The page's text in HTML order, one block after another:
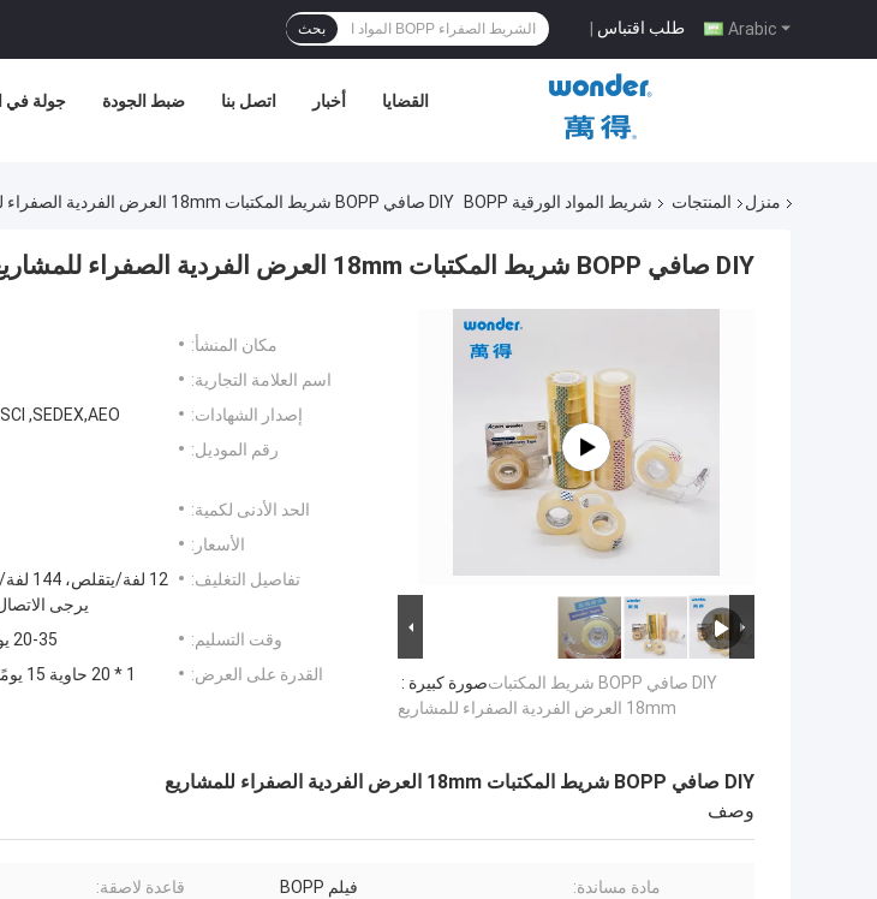
Arabic طلب اقتباس | بحث
جولة في ضبط الجودة اتصل بنا أخبار القضايا
منزل المنتجات شريط المواد الورقية BOPP DIY صافي BOPP شريط المكتبات 18mm العرض الفردية الصفراء للمشاريع
DIY صافي BOPP شريط المكتبات 18mm العرض الفردية الصفراء للمشاريع
صورة كبيرة :DIY صافي BOPP شريط المكتبات
18mm العرض الفردية الصفراء للمشاريع
مكان المنشأ:
اسم العلامة التجارية:
إصدار الشهادات:
,SEDEX,AEO
رقم الموديل:
الحد الأدنى لكمية:
الأسعار:
تفاصيل التغليف:
يرجى
وقت التسليم:
20-35 يومًا بمجرد استلام الإيداع
القدرة على العرض:
1 * 20 حاوية 15 يومًا ؛ حاوية 4 * 40 30 يومًا
DIY صافي BOPP شريط المكتبات 18mm العرض الفردية الصفراء للمشاريع
وصف
مادة مساندة: فيلم BOPP قاعدة لاصقة: